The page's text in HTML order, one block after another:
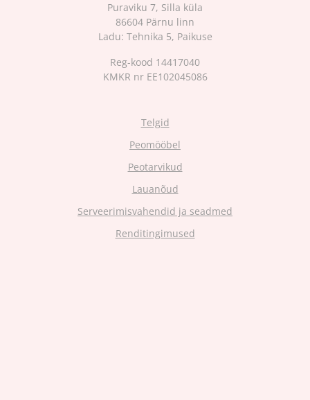
Puraviku 7, Silla küla
86604 Pärnu linn
Ladu: Tehnika 5, Paikuse
Reg-kood 14417040
KMKR nr EE102045086
Telgid
Peomööbel
Peotarvikud
Lauanõud
Serveerimisvahendid ja seadmed
Renditingimused